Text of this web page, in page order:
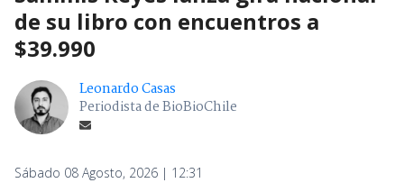
de su libro con encuentros a
$39.990
Leonardo Casas
Periodista de BioBioChile
Sábado 08 Agosto, 2026 | 12:31